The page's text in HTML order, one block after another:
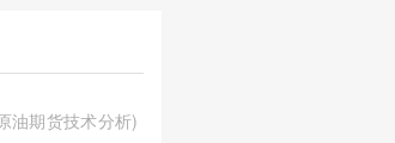
油期货技术分析)